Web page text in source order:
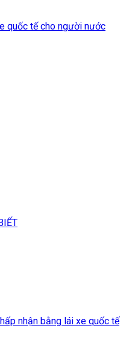
quốc tế cho người nước
nhận bằng lái xe quốc tế